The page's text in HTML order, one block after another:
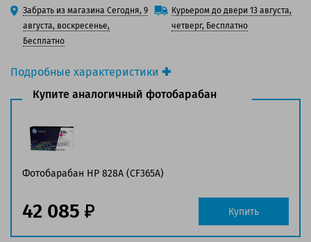
Подробные характеристики
Производитель принтера:HP
Оригинальность:
Цвет:Черный
Ресурс:30 000 страниц формата А4 при 5%
Страна:Япония
125 баллов
150 баллов
Забрать из магазина Сегодня, 9
августа, воскресенье,
Бесплатно
Курьером до двери 13 августа,
четверг, Бесплатно
Купите аналогичный фотобарабан
Фотобарабан HP 828A (CF365A)
42 085 Купить